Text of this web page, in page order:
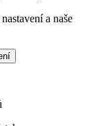
a naše